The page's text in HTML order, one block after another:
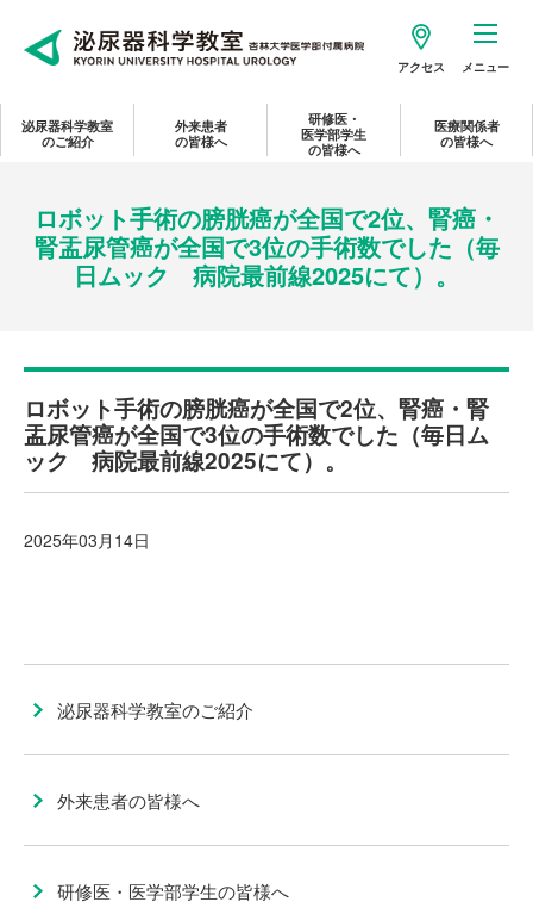
アクセス メニュー
泌尿器科学教室
のご紹介
外来患者
の皆様へ
研修医・
医学部学生
の皆様へ
医療関係者
の皆様へ
ロボット手術の膀胱癌が全国で2位、腎癌・
腎盂尿管癌が全国で3位の手術数でした（毎
日ムック 病院最前線2025にて）。
ロボット手術の膀胱癌が全国で2位、腎癌・腎
盂尿管癌が全国で3位の手術数でした（毎日ム
ック 病院最前線2025にて）。
2025年03月14日
泌尿器科学教室のご紹介
外来患者の皆様へ
研修医・医学部学生の皆様へ